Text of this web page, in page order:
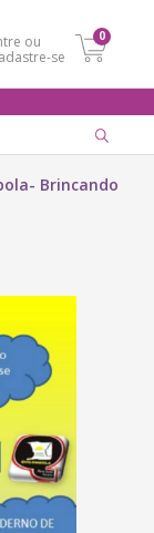
ou
se
0
Brincando